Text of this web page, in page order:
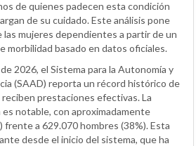
de quienes padecen esta condición
de su cuidado. Este análisis pone
las mujeres dependientes a partir de un
morbilidad basado en datos oficiales.
2026, el Sistema para la Autonomía y
(SAAD) reporta un récord histórico de
prestaciones efectivas. La
notable, con aproximadamente
frente a 629.070 hombres (38%). Esta
desde el inicio del sistema, que ha